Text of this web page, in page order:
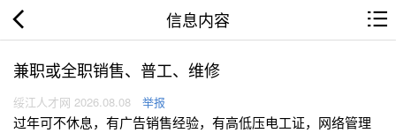
信息内容
兼职或全职销售、普工、维修
绥江人才网 2026.08.08 举报
过年可不休息，有广告销售经验，有高低压电工证，网络管理